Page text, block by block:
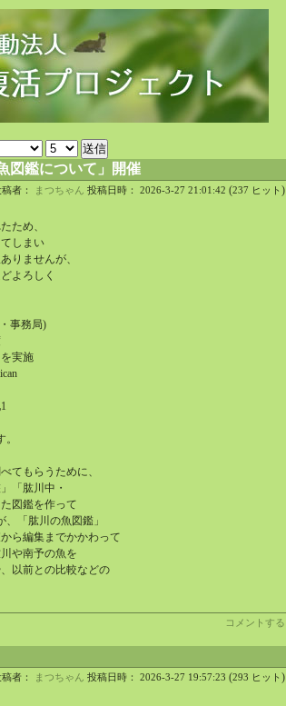
図鑑について」開催
者： まつちゃん 投稿日時： 2026-3-27 21:01:42 (237 ヒット)
ため、
しまい
りませんが、
よろしく
事務局)
実施
てもらうために、
「肱川中・
図鑑を作って
「肱川の魚図鑑」
ら編集までかかわって
や南予の魚を
以前との比較などの
コメントする
者： まつちゃん 投稿日時： 2026-3-27 19:57:23 (293 ヒット)